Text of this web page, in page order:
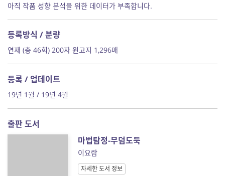
아직 작품 성향 분석을 위한 데이터가 부족합니다.
등록방식 / 분량
연재 (총 46회) 200자 원고지 1,296매
등록 / 업데이트
19년 1월 / 19년 4월
출판 도서
마법탐정-무덤도둑
이요람
자세한 도서 정보